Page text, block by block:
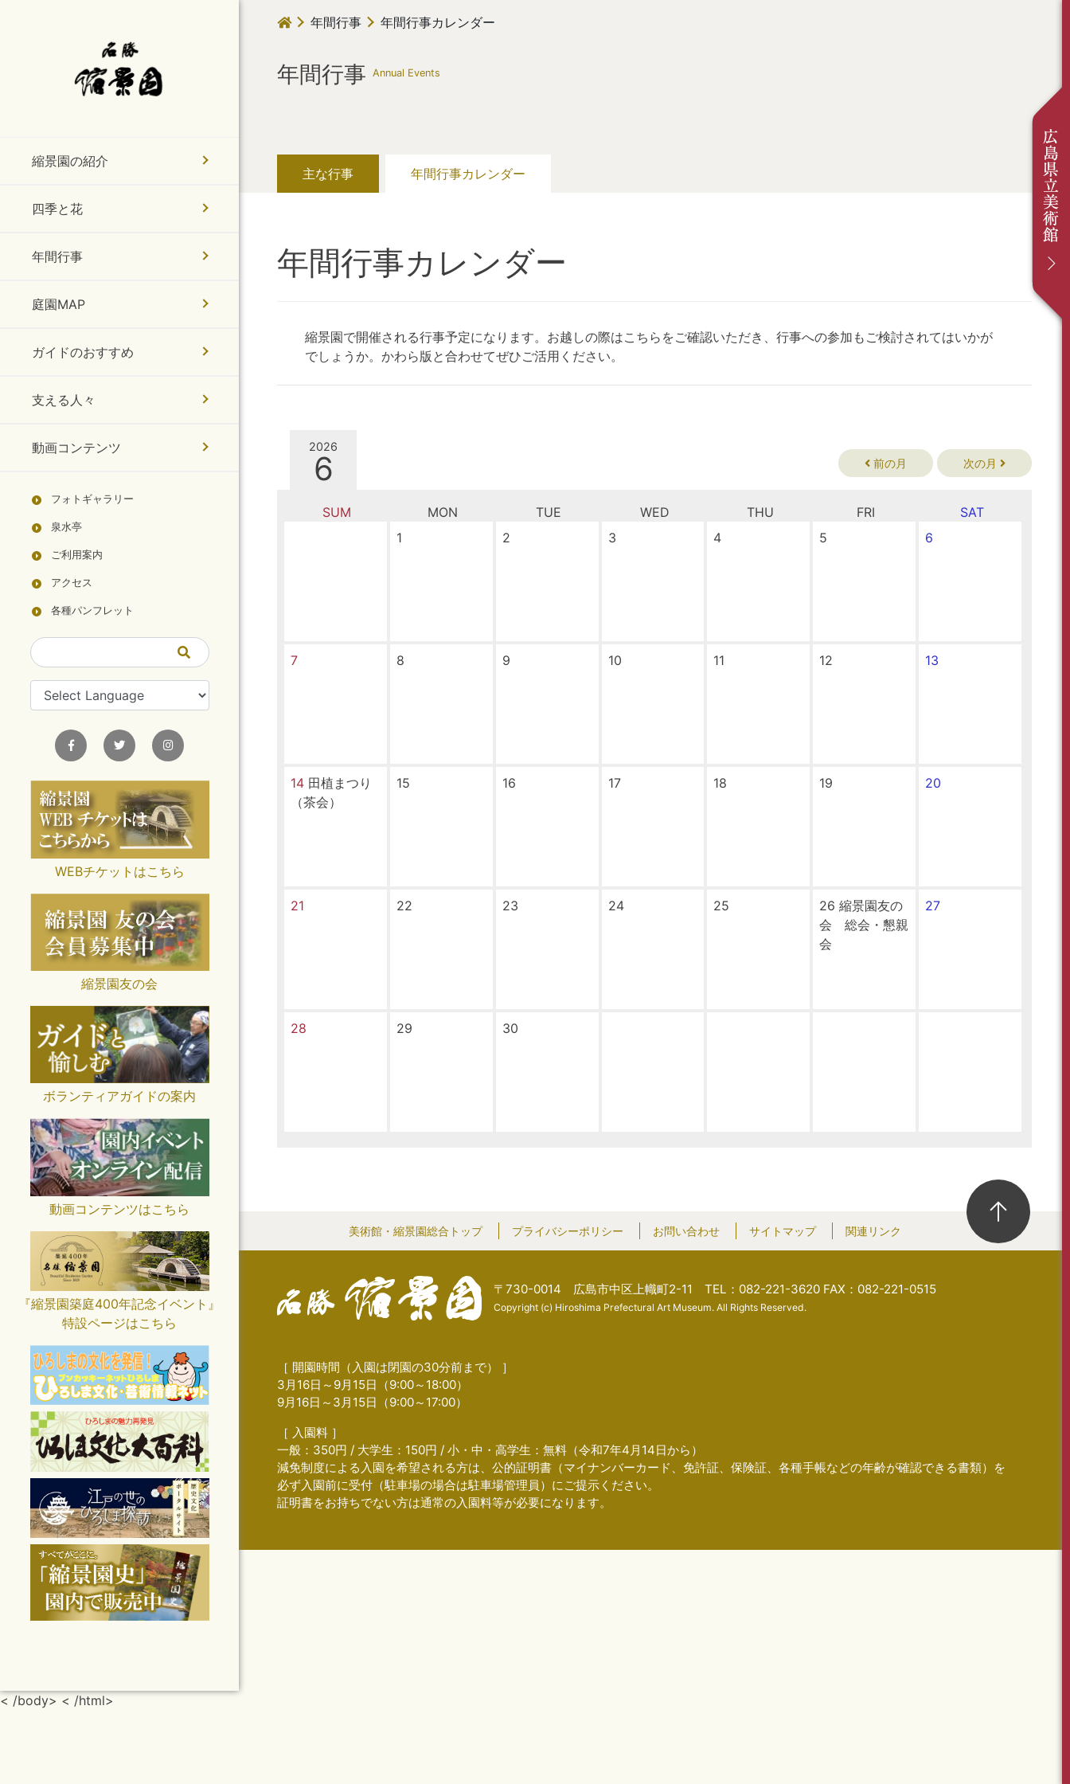
縮景園の紹介
四季と花
年間行事
庭園MAP
ガイドのおすすめ
支える人々
動画コンテンツ
フォトギャラリー
泉水亭
ご利用案内
アクセス
各種パンフレット
WEBチケットはこちら
縮景園友の会
ボランティアガイドの案内
動画コンテンツはこちら
『縮景園築庭400年記念イベント』
特設ページはこちら
年間行事 年間行事カレンダー
年間行事 Annual Events
主な行事 年間行事カレンダー
年間行事カレンダー
縮景園で開催される行事予定になります。お越しの際はこちらをご確認いただき、行事への参加もご検討されてはいかが
でしょうか。かわら版と合わせてぜひご活用ください。
前の月 次の月
2026
6
SUM MON TUE WED THU FRI
SAT
1
2 3 4 5 6
7 8 9 10 11 12 13
14 田植まつり
（茶会）
15 16 17 18 19 20
21 22 23 24 25 26 縮景園友の
会 総会・懇親
会
27
28 29 30
美術館・縮景園総合トップ プライバシーポリシー お問い合わせ サイトマップ 関連リンク
〒730-0014 広島市中区上幟町2-11 TEL：082-221-3620 FAX：082-221-0515
Copyright (c) Hiroshima Prefectural Art Museum. All Rights Reserved.
［ 開園時間（入園は閉園の30分前まで） ］
3月16日～9月15日（9:00～18:00）
9月16日～3月15日（9:00～17:00）
［ 入園料 ］
一般：350円 / 大学生：150円 / 小・中・高学生：無料（令和7年4月14日から）
減免制度による入園を希望される方は、公的証明書（マイナンバーカード、免許証、保険証、各種手帳などの年齢が確認できる書類）を
必ず入園前に受付（駐車場の場合は駐車場管理員）にご提示ください。
証明書をお持ちでない方は通常の入園料等が必要になります。
< /body> < /html>